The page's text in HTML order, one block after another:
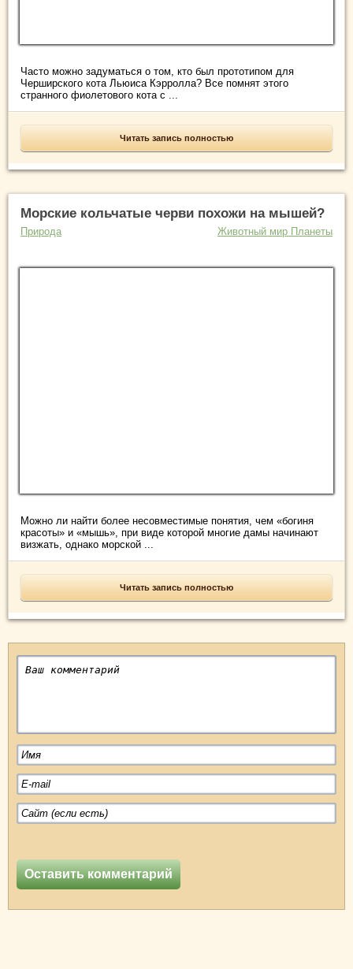
Часто можно задуматься о том, кто был прототипом для
Черширского кота Льюиса Кэрролла? Все помнят этого
странного фиолетового кота с ...
Читать запись полностью
Морские кольчатые черви похожи на мышей?
Природа Животный мир Планеты
Можно ли найти более несовместимые понятия, чем «богиня
красоты» и «мышь», при виде которой многие дамы начинают
визжать, однако морской ...
Читать запись полностью